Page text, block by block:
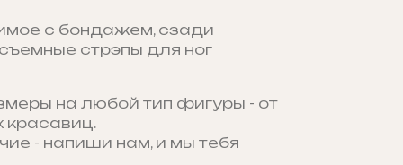
с бондажем, сзади
стрэпы для ног
на любой тип фигуры - от
красавиц.
- напиши нам, и мы тебя